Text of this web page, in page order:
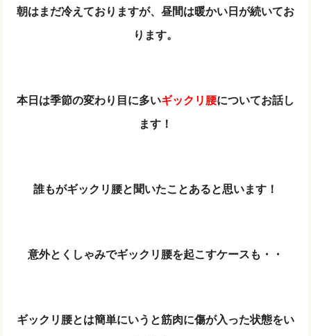
朝はまだ冷えておりますが、昼間は暖かい日が続いてお
ります。
本日は季節の変わり目に多いギックリ腰についてお話し
ます！
誰もがギックリ腰と聞いたことあると思います！
意外とくしゃみでギックリ腰を起こすケースも・・
ギックリ腰とは簡単にいうと筋肉に傷が入った状態をい